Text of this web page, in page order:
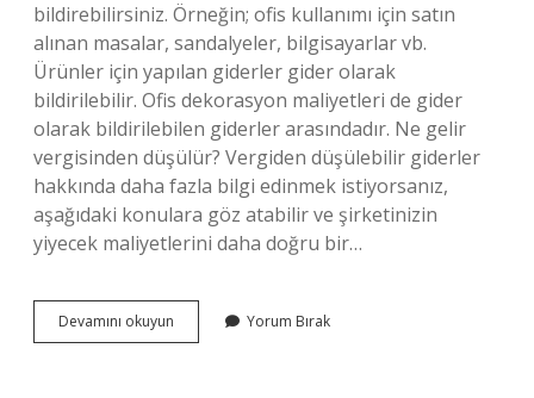
bildirebilirsiniz. Örneğin; ofis kullanımı için satın
alınan masalar, sandalyeler, bilgisayarlar vb.
Ürünler için yapılan giderler gider olarak
bildirilebilir. Ofis dekorasyon maliyetleri de gider
olarak bildirilebilen giderler arasındadır. Ne gelir
vergisinden düşülür? Vergiden düşülebilir giderler
hakkında daha fazla bilgi edinmek istiyorsanız,
aşağıdaki konulara göz atabilir ve şirketinizin
yiyecek maliyetlerini daha doğru bir…
Devamını okuyun
Şirketlerde
Yorum Bırak